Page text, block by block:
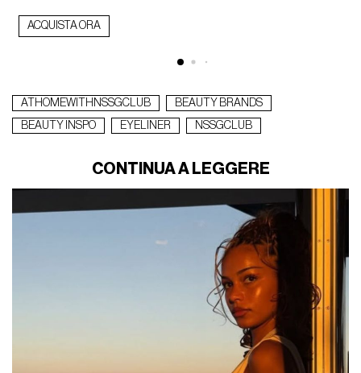
ACQUISTA ORA
ATHOMEWITHNSSGCLUB
BEAUTY BRANDS
BEAUTY INSPO
EYELINER NSSGCLUB
CONTINUA A LEGGERE